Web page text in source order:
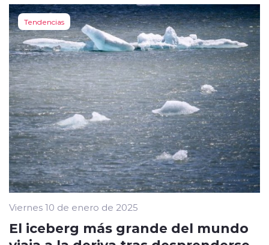
Tendencias
Viernes 10 de enero de 2025
El iceberg más grande del mundo